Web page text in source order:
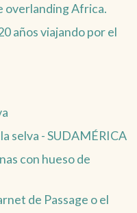
overlanding Africa.
años viajando por el
selva - SUDAMÉRICA
con hueso de
de Passage o el